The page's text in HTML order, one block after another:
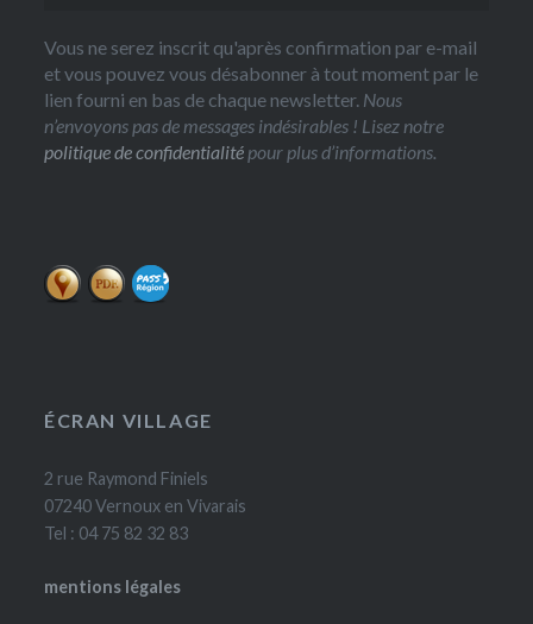
Vous ne serez inscrit qu'après confirmation par e-mail
et vous pouvez vous désabonner à tout moment par le
lien fourni en bas de chaque newsletter. Nous
n’envoyons pas de messages indésirables ! Lisez notre
politique de confidentialité pour plus d’informations.
ÉCRAN VILLAGE
2 rue Raymond Finiels
07240 Vernoux en Vivarais
Tel : 04 75 82 32 83
mentions légales